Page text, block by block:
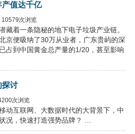
值达千亿
10579次浏览
藏着一条隐秘的地下电子垃圾产业链。
京便吸纳了30万从业者，广东贵屿的深
占到中国黄金总产量的1/20，甚至影响
探讨
次浏览
动互联网、大数据时代的大背景下，中
况，快速打造强势品牌？ …